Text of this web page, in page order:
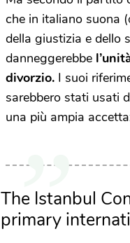
che in italiano suona
della giustizia e dello
danneggerebbe
divorzio. I suoi
sarebbero stati usati
una più ampia
The Istanbul
primary